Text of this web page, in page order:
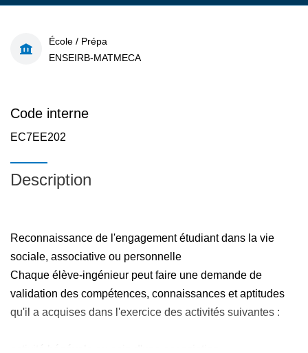
École / Prépa
ENSEIRB-MATMECA
Code interne
EC7EE202
Description
Reconnaissance de l'engagement étudiant dans la vie
sociale, associative ou personnelle
Chaque élève-ingénieur peut faire une demande de
validation des compétences, connaissances et aptitudes
qu'il a acquises dans l'exercice des activités suivantes :